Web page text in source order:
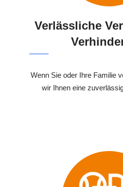
Verlässliche
Wenn Sie oder Ihre Familie
wir Ihnen eine